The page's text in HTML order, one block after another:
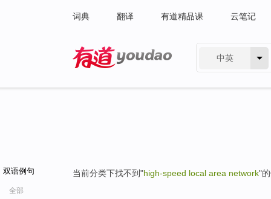
词典 翻译 有道精品课 云笔记
中英
双语例句
全部
当前分类下找不到"high-speed local area network"